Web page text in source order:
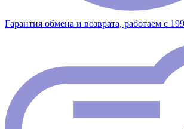
Гарантия обмена и возврата, работаем с